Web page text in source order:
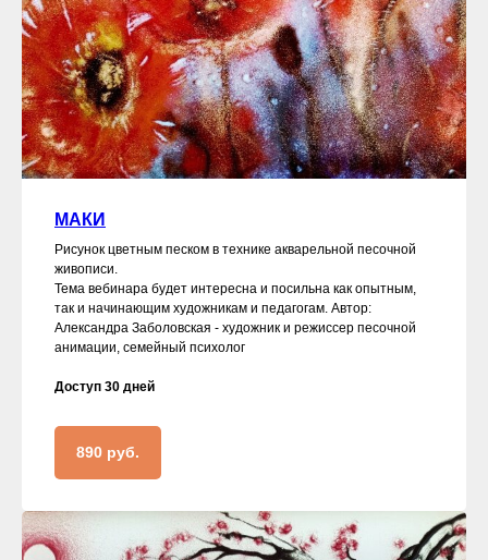
МАКИ
Рисунок цветным песком в технике акварельной песочной
живописи.
Тема вебинара будет интересна и посильна как опытным,
так и начинающим художникам и педагогам. Автор:
Александра Заболовская - художник и режиссер песочной
анимации, семейный психолог
Доступ 30 дней
890 руб.